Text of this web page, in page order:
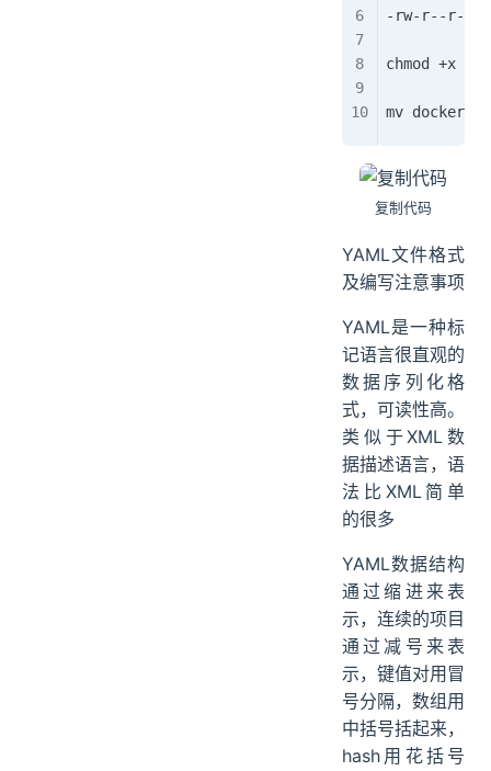
-rw-r--r-- 1
chmod +x
mv docker-
复制代码
YAML文件格式
及编写注意事项
YAML是一种标
记语言很直观的
数据序列化格
式，可读性高。
类似于XML数
据描述语言，语
法比XML简单
的很多
YAML数据结构
通过缩进来表
示，连续的项目
通过减号来表
示，键值对用冒
号分隔，数组用
中括号括起来，
hash用花括号